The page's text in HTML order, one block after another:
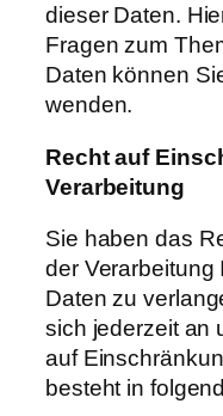
dieser Daten.
Fragen zum
Daten können
wenden.
Rechtauf
Verarbeitung
Sie haben das
der
Daten zu
sich jederzeit an
auf
besteht in